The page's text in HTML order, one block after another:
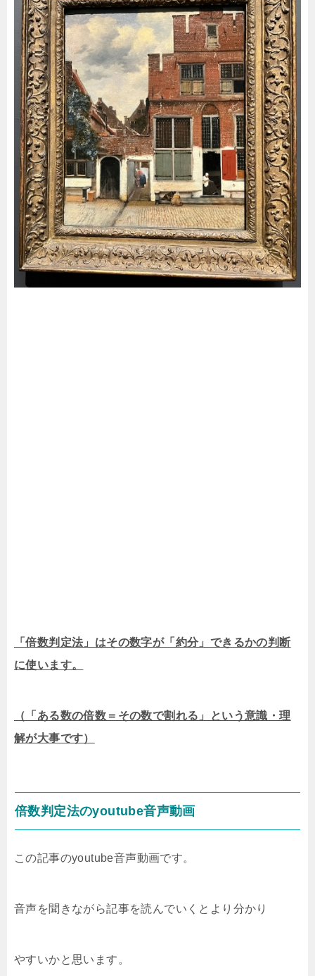
「倍数判定法」はその数字が「約分」できるかの判断
に使います。
（「ある数の倍数＝その数で割れる」という意識・理
解が大事です）
倍数判定法のyoutube音声動画
この記事のyoutube音声動画です。
音声を聞きながら記事を読んでいくとより分かり
やすいかと思います。